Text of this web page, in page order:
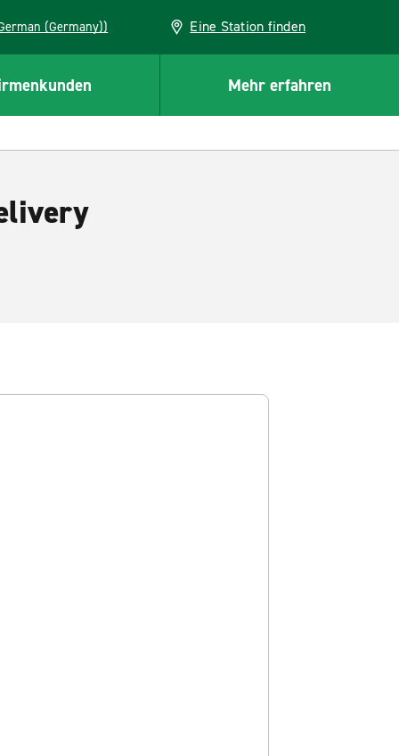
(German (Germany)) Eine Station finden
Mehr erfahren